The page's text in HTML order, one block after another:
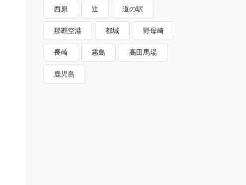
西原 辻 道の駅
那覇空港 都城 野母崎
長崎 霧島 高田馬場
鹿児島